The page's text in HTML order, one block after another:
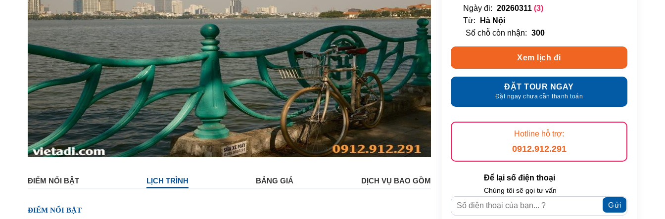
ĐIỂM NỔI BẬT LỊCH TRÌNH BẢNG GIÁ DỊCH VỤ BAO GỒM
ĐIỂM NỔI BẬT
Ngày đi: 20260311 (3)
Từ:
Hà Nội
Số chỗ còn nhận: 300
Xem lịch đi
ĐẶT TOUR NGAY
Đặt ngay chưa cần thanh toán
Hotline hỗ trợ:
0912.912.291
Để lại số điện thoại
Chúng tôi sẽ gọi tư vấn